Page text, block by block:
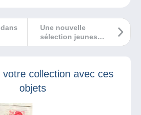
Une nouvelle
sélection jeunesse
!
votre collection avec ces
objets